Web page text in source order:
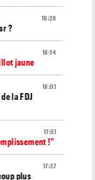
18:28
?
18:14
jaune
18:01
la FDJ
17:51
!"
17:37
plus